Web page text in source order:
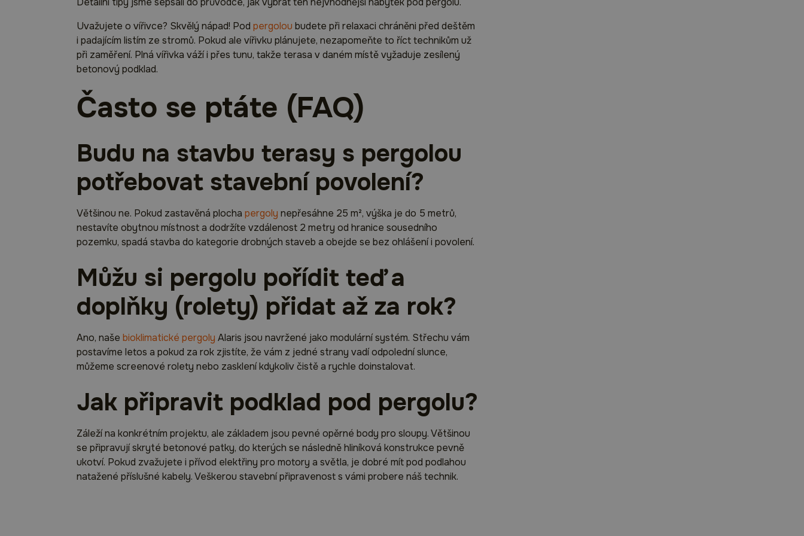
Uvažujete o vířivce? Skvělý nápad! Pod pergolou budete při relaxaci chráněni před deštěm
i padajícím listím ze stromů. Pokud ale vířivku plánujete, nezapomeňte to říct technikům už
při zaměření. Plná vířivka váží i přes tunu, takže terasa v daném místě vyžaduje zesílený
betonový podklad.
Často se ptáte (FAQ)
Budu na stavbu terasy s pergolou
potřebovat stavební povolení?
Většinou ne. Pokud zastavěná plocha pergoly nepřesáhne 25 m², výška je do 5 metrů,
nestavíte obytnou místnost a dodržíte vzdálenost 2 metry od hranice sousedního
pozemku, spadá stavba do kategorie drobných staveb a obejde se bez ohlášení i povolení.
Můžu si pergolu pořídit teď a
doplňky (rolety) přidat až za rok?
Ano, naše bioklimatické pergoly Alaris jsou navržené jako modulární systém. Střechu vám
postavíme letos a pokud za rok zjistíte, že vám z jedné strany vadí odpolední slunce,
můžeme screenové rolety nebo zasklení kdykoliv čistě a rychle doinstalovat.
Jak připravit podklad pod pergolu?
Záleží na konkrétním projektu, ale základem jsou pevné opěrné body pro sloupy. Většinou
se připravují skryté betonové patky, do kterých se následně hliníková konstrukce pevně
ukotví. Pokud zvažujete i přívod elektřiny pro motory a světla, je dobré mít pod podlahou
natažené příslušné kabely. Veškerou stavební připravenost s vámi probere náš technik.